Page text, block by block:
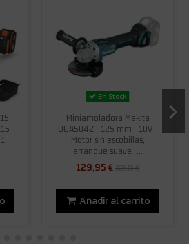
En Stock
Miniamoladora Makita
DGA504Z - 125 mm - 18V -
Motor sin escobillas,
arranque suave -...
129,95 €306,13 €
Añadir al carrito